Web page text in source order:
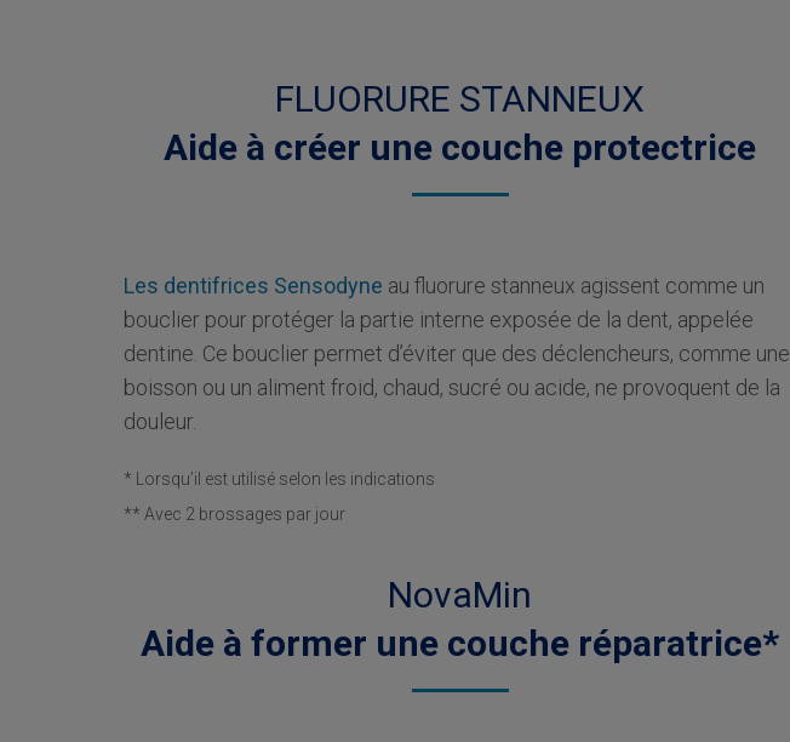
FLUORURE STANNEUX
Aide à créer une couche protectrice
Les dentifrices Sensodyne au fluorure stanneux agissent comme un
bouclier pour protéger la partie interne exposée de la dent, appelée
dentine. Ce bouclier permet d’éviter que des déclencheurs, comme une
boisson ou un aliment froid, chaud, sucré ou acide, ne provoquent de la
douleur.
* Lorsqu’il est utilisé selon les indications
** Avec 2 brossages par jour
NovaMin
Aide à former une couche réparatrice*